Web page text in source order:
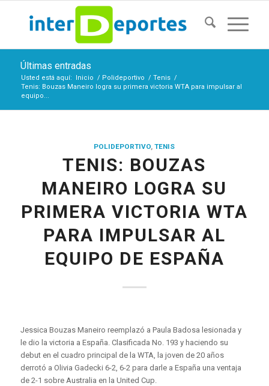
Últimas entradas
Usted está aquí: Inicio / Polideportivo / Tenis /
Tenis: Bouzas Maneiro logra su primera victoria WTA para impulsar al
equipo...
POLIDEPORTIVO,TENIS
TENIS: BOUZAS
MANEIRO LOGRA SU
PRIMERA VICTORIA WTA
PARA IMPULSAR AL
EQUIPO DE ESPAÑA
Jessica Bouzas Maneiro reemplazó a Paula Badosa lesionada y
le dio la victoria a España. Clasificada No. 193 y haciendo su
debut en el cuadro principal de la WTA, la joven de 20 años
derrotó a Olivia Gadecki 6-2, 6-2 para darle a España una ventaja
de 2-1 sobre Australia en la United Cup.